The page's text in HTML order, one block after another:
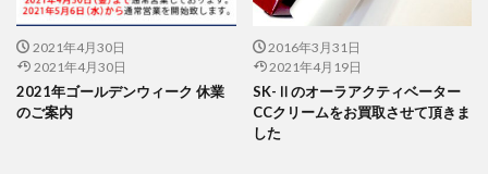
2021年4月30日
2021年4月30日
2021年ゴールデンウィーク 休業
のご案内
2016年3月31日
2021年4月19日
SK-Ⅱのオーラアクティベーター
CCクリームをお買取させて頂きま
した